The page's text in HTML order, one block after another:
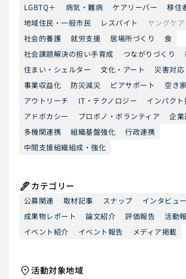
LGBTQ＋
病気・難病 ケアリーバー
移住
地域住民・一般市民
レスパイト
ヤングケ
社会的養護
就労支援 居場所づくり
食
社会課題解決の担い手育成
つながりづくり
住まい・シェルター
文化・アート 災害対応
事業収益化
防災減災 ピアサポート
空き
アウトリーチ
IT・テクノロジー インパクト
アドボカシー
プロボノ・ボランティア
企
多機関連携
組織基盤強化
行政連携
中間支援組織組成・強化
カテゴリー
公募関連 取材記事 スナップ
インタビュー
成果物レポート
論文紹介 評価報告 活動
イベント紹介
イベント報告 メディア掲載
活動対象地域